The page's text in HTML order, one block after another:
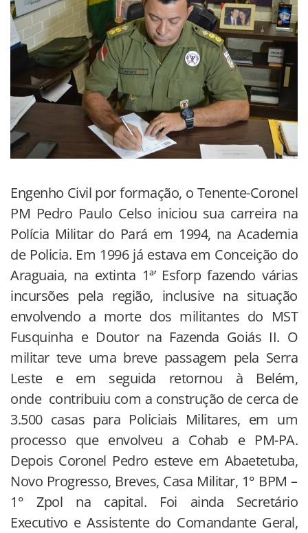
Engenho Civil por formação, o Tenente-Coronel
PM Pedro Paulo Celso iniciou sua carreira na
Polícia Militar do Pará em 1994, na Academia
de Policia. Em 1996 já estava em Conceição do
Araguaia, na extinta 1ª’ Esforp fazendo várias
incursões pela região, inclusive na situação
envolvendo a morte dos militantes do MST
Fusquinha e Doutor na Fazenda Goiás II. O
militar teve uma breve passagem pela Serra
Leste e em seguida retornou à Belém,
onde contribuiu com a construção de cerca de
3.500 casas para Policiais Militares, em um
processo que envolveu a Cohab e PM-PA.
Depois Coronel Pedro esteve em Abaetetuba,
Novo Progresso, Breves, Casa Militar, 1° BPM –
1° Zpol na capital. Foi ainda Secretário
Executivo e Assistente do Comandante Geral,